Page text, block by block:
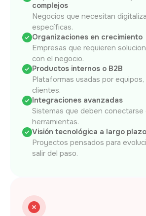
complejos
Negocios que necesitan
específicas.
Organizaciones en crecimiento
Empresas que requieren
con el negocio.
Productos internos o B2B
Plataformas usadas por
clientes.
Integraciones avanzadas
Sistemas que deben conectarse
herramientas.
Visión tecnológica a largo plazo
Proyectos pensados para
salir del paso.